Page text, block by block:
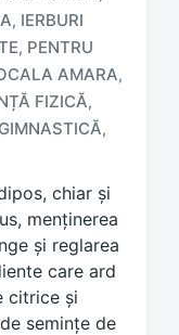
, IERBURI
, PENTRU
AMARA,
FIZICĂ,
,
chiar și
menținerea
și reglarea
care ard
citrice și
semințe de